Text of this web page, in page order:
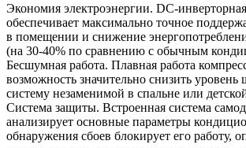
Экономия электроэнергии. DC-
обеспечивает максимально точное
в помещении и снижение
(на 30-40% по сравнению с обычным
Бесшумная работа. Плавная работа
возможность значительно снизить уровень
систему незаменимой в спальне или
Система защиты. Встроенная система
анализирует основные параметры
обнаружения сбоев блокирует его работу,